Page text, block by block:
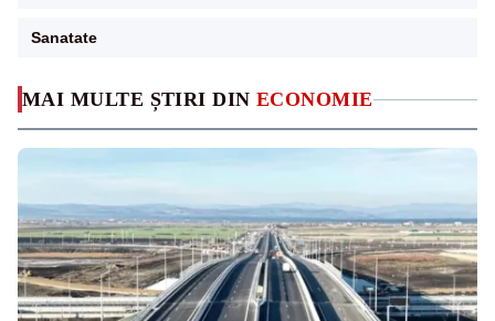
MAI MULTE ȘTIRI DIN ECONOMIE
Sanatate